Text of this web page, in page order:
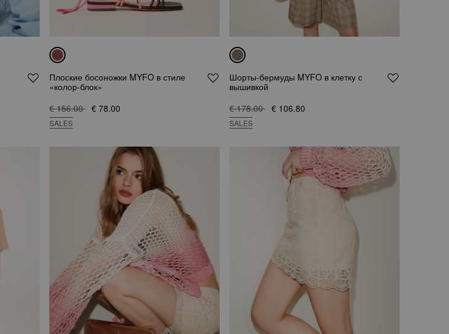
Плоские босоножки MYFO в стиле
«колор-блок»
€ 156.00 € 78.00
SALES
Шорты-бермуды MYFO в клетку с
вышивкой
€ 178.00 € 106.80
SALES